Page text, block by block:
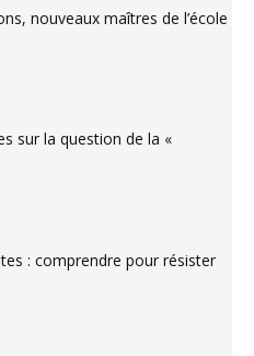
nouveaux maîtres de l’école
sur la question de la «
: comprendre pour résister